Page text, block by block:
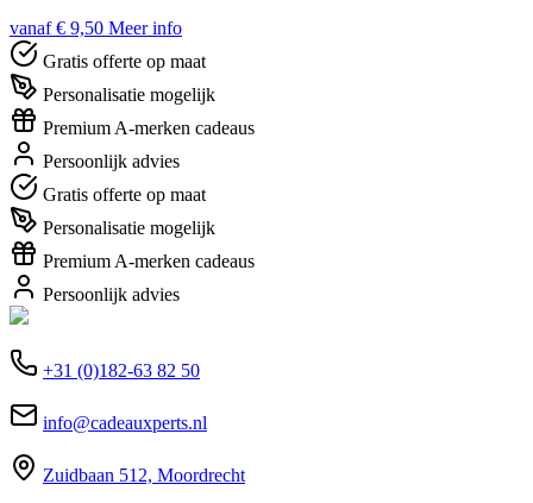
vanaf € 9,50 Meer info
Gratis offerte op maat
Personalisatie mogelijk
Premium A-merken cadeaus
Persoonlijk advies
Gratis offerte op maat
Personalisatie mogelijk
Premium A-merken cadeaus
Persoonlijk advies
+31 (0)182-63 82 50
info@cadeauxperts.nl
Zuidbaan 512, Moordrecht